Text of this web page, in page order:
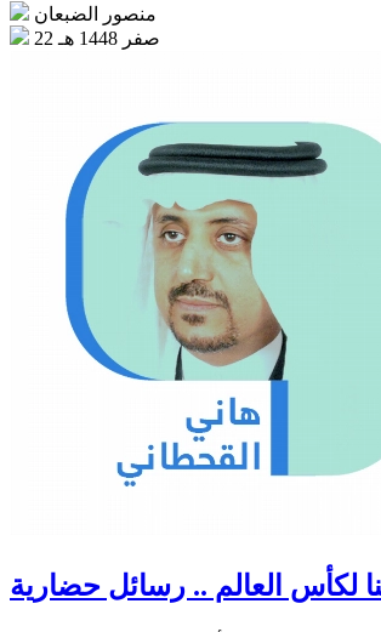
منصور الضبعان
22 صفر 1448 هـ
لكأس العالم .. رسائل حضارية